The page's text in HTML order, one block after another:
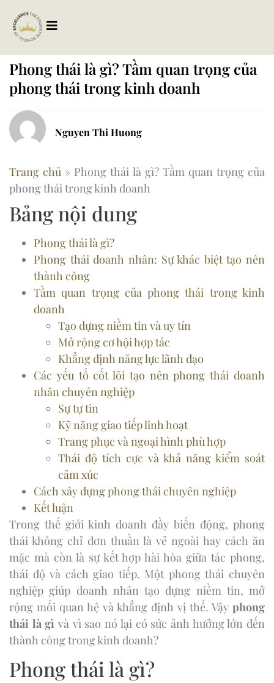
Phong thái là gì? Tầm quan trọng của
phong thái trong kinh doanh
Nguyen Thi Huong
Trang chủ » Phong thái là gì? Tầm quan trọng của
phong thái trong kinh doanh
Bảng nội dung
Phong thái là gì?
Phong thái doanh nhân: Sự khác biệt tạo nên
thành công
Tầm quan trọng của phong thái trong kinh
doanh
Tạo dựng niềm tin và uy tín
Mở rộng cơ hội hợp tác
Khẳng định năng lực lãnh đạo
Các yếu tố cốt lõi tạo nên phong thái doanh
nhân chuyên nghiệp
Sự tự tin
Kỹ năng giao tiếp linh hoạt
Trang phục và ngoại hình phù hợp
Thái độ tích cực và khả năng kiểm soát
cảm xúc
Cách xây dựng phong thái chuyên nghiệp
Kết luận
Trong thế giới kinh doanh đầy biến động, phong
thái không chỉ đơn thuần là vẻ ngoài hay cách ăn
mặc mà còn là sự kết hợp hài hòa giữa tác phong,
thái độ và cách giao tiếp. Một phong thái chuyên
nghiệp giúp doanh nhân tạo dựng niềm tin, mở
rộng mối quan hệ và khẳng định vị thế. Vậy phong
thái là gì và vì sao nó lại có sức ảnh hưởng lớn đến
thành công trong kinh doanh?
Phong thái là gì?